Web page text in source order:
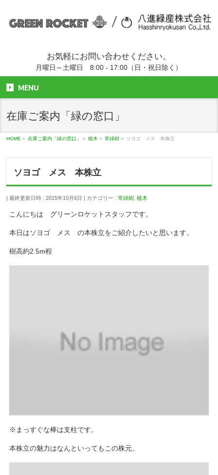
お気軽にお問い合わせください。
月曜日～土曜日 8:00 - 17:00（日・祝日除く）
MENU
在庫ご案内「緑の窓口」
HOME » 在庫ご案内「緑の窓口」 » 植木 » 常緑樹 » ソヨゴ メス 本株立
ソヨゴ メス 本株立
最終更新日時 : 2015年10月6日 カテゴリー :常緑樹 ,植木
こんにちは グリーンロケットスタッフです。
本日はソヨゴ メス の本株立をご紹介したいと思います。
樹高約2.5m程
※まっすぐな棒は支柱です。
本株立の魅力はなんといってもこの株元。